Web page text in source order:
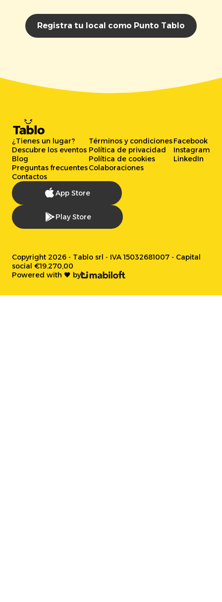
Registra tu local como Punto Tablo
¿Tienes un lugar?
Descubre los eventos
Blog
Preguntas frecuentes
Contactos
Términos y condiciones
Política de privacidad
Política de cookies
Colaboraciones
Facebook
Instagram
LinkedIn
App Store
Play Store
Copyright 2026 - Tablo srl - IVA 15032681007 - Capital
social €19.270,00
Powered with 🖤 by